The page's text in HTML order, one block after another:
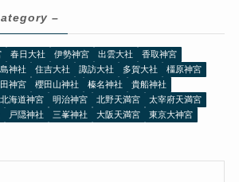
–
春日大社 伊勢神宮 出雲大社
香取神宮
神社 住吉大社 諏訪大社 多賀大社
橿原神宮
神宮 櫻田山神社 榛名神社
貴船神社
北海道神宮 明治神宮 北野天満宮
太宰府天満宮
戸隠神社 三峯神社 大阪天満宮 東京大神宮